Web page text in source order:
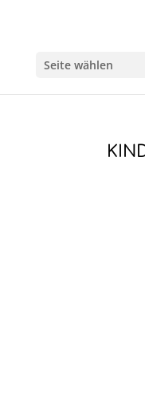
Seite wählen